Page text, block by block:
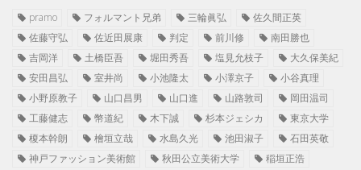
pramo フォルマント兄弟 三輪眞弘
佐久間正英
佐藤守弘
佐近田展康 判定 前川修
南田勝也
吉岡洋
土橋臣吾 堀田秀吾 塩見允枝子
大久保美紀
安田昌弘
室井尚 小池隆太 小澤京子
小谷真理
小野原教子
山口昌男 山口進 山路敦司
岡田温司
工藤健志
幣道紀 木下誠 杉本ジェシカ
東京大学
榎本幹朗
檜垣立哉 水島久光 池田淑子
石田英敬
神戸ファッション美術館
秋田公立美術大学
稲垣正浩